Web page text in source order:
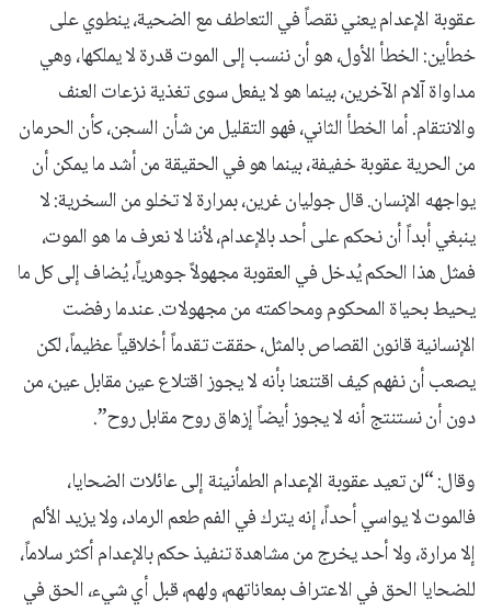
عقوبة الإعدام يعني نقصاً في التعاطف مع الضحية، ينطوي على
خطأين: الخطأ الأول، هو أن ننسب إلى الموت قدرة لا يملكها، وهي
مداواة آلام الآخرين، بينما هو لا يفعل سوى تغذية نزعات العنف
والانتقام. أما الخطأ الثاني، فهو التقليل من شأن السجن، كأن الحرمان
من الحرية عقوبة خفيفة، بينما هو في الحقيقة من أشد ما يمكن أن
يواجهه الإنسان. قال جوليان غرين، بمرارة لا تخلو من السخرية: لا
ينبغي أبداً أن نحكم على أحد بالإعدام، لأننا لا نعرف ما هو الموت،
فمثل هذا الحكم يُدخل في العقوبة مجهولاً جوهرياً، يُضاف إلى كل ما
يحيط بحياة المحكوم ومحاكمته من مجهولات. عندما رفضت
الإنسانية قانون القصاص بالمثل، حققت تقدماً أخلاقياً عظيماً، لكن
يصعب أن نفهم كيف اقتنعنا بأنه لا يجوز اقتلاع عين مقابل عين، من
دون أن نستنتج أنه لا يجوز أيضاً إزهاق روح مقابل روح”.
وقال: “لن تعيد عقوبة الإعدام الطمأنينة إلى عائلات الضحايا،
فالموت لا يواسي أحداً، إنه يترك في الفم طعم الرماد، ولا يزيد الألم
إلا مرارة، ولا أحد يخرج من مشاهدة تنفيذ حكم بالإعدام أكثر سلاماً،
للضحايا الحق في الاعتراف بمعاناتهم، ولهم، قبل أي شيء، الحق في